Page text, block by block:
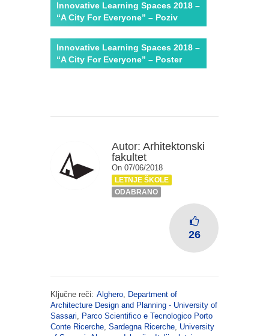
Innovative Learning Spaces 2018 –
“A City For Everyone” – Poziv
Innovative Learning Spaces 2018 –
“A City For Everyone” – Poster
Autor: Arhitektonski
fakultet
On 07/06/2018
LETNJE ŠKOLE
ODABRANO
26
Ključne reči: Alghero, Department of
Architecture Design and Planning - University of
Sassari, Parco Scientifico e Tecnologico Porto
Conte Ricerche, Sardegna Ricerche, University